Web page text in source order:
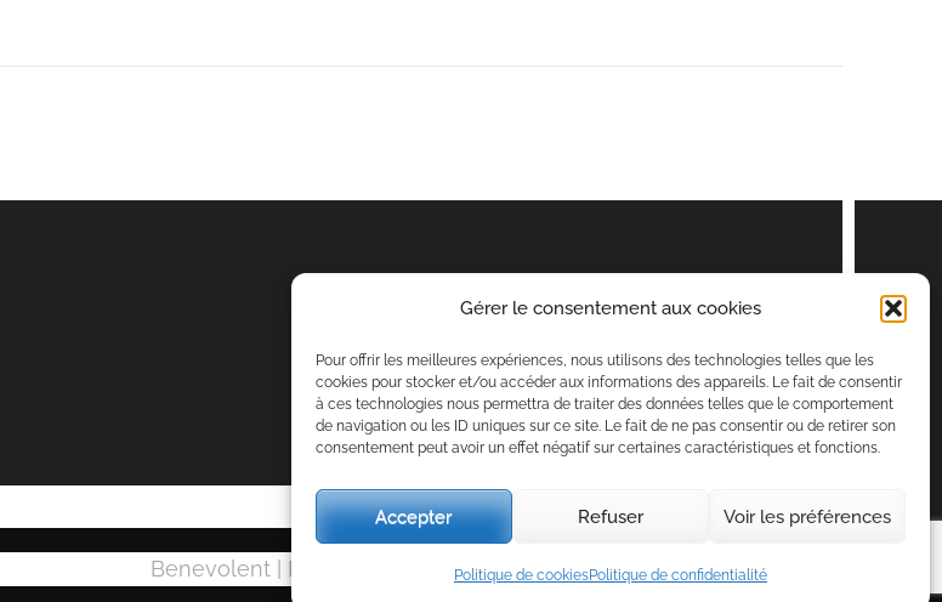
Gérer le consentement aux cookies
Pour offrir les meilleures expériences, nous utilisons des technologies telles que les
cookies pour stocker et/ou accéder aux informations des appareils. Le fait de consentir
à ces technologies nous permettra de traiter des données telles que le comportement
de navigation ou les ID uniques sur ce site. Le fait de ne pas consentir ou de retirer son
consentement peut avoir un effet négatif sur certaines caractéristiques et fonctions.
Accepter Refuser Voir les préférences
Politique de cookiesPolitique de confidentialité
Benevolent | Développé par Rara Themes. Propulsé parWordPress